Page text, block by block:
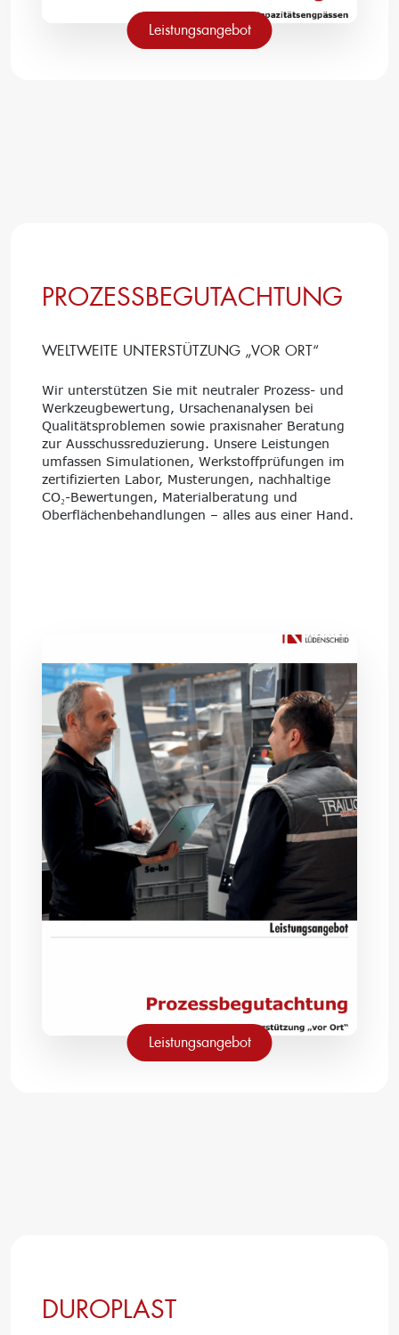
Leistungsangebot
PROZESSBEGUTACHTUNG
WELTWEITE UNTERSTÜTZUNG „VOR ORT“
Wir unterstützen Sie mit neutraler Prozess- und
Werkzeugbewertung, Ursachenanalysen bei
Qualitätsproblemen sowie praxisnaher Beratung
zur Ausschussreduzierung. Unsere Leistungen
umfassen Simulationen, Werkstoffprüfungen im
zertifizierten Labor, Musterungen, nachhaltige
CO₂-Bewertungen, Materialberatung und
Oberflächenbehandlungen – alles aus einer Hand.
Leistungsangebot
DUROPLAST